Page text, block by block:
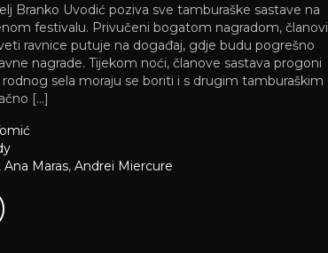
Branko Uvodić poziva sve tamburaške sastave na
festivalu. Privučeni bogatom nagradom, članovi
ravnice putuje na događaj, gdje budu pogrešno
nagrade. Tijekom noći, članove sastava progoni
sela moraju se boriti i s drugim tamburaškim
[…]
, Ana Maras, Andrei Miercure